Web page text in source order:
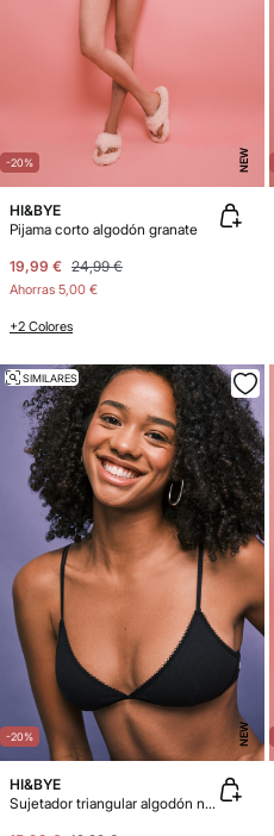
-20% NEW
HI&BYE
Pijama corto algodón granate
19,99 € 24,99 €
Ahorras 5,00 €
+2 Colores
-20% NEW
SIMILARES
HI&BYE
Sujetador triangular algodón negro